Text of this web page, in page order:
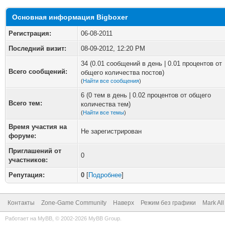
Основная информация Bigboxer
Регистрация:
06-08-2011
Последний визит:
08-09-2012, 12:20 PM
Всего сообщений:
34 (0.01 сообщений в день | 0.01 процентов от
общего количества постов)
(Найти все сообщения)
Всего тем:
6 (0 тем в день | 0.02 процентов от общего
количества тем)
(Найти все темы)
Время участия на
форуме:
Не зарегистрирован
Приглашений от
участников:
0
Репутация: 0 [Подробнее]
Контакты Zone-Game Community Наверх Режим без графики Mark
Работает на MyBB , © 2002-2026 MyBB Group